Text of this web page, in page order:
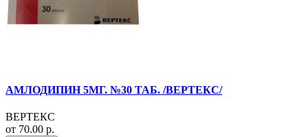
АМЛОДИПИН 5МГ. №30 ТАБ. /ВЕРТЕКС/
ВЕРТЕКС
от 70.00 р.